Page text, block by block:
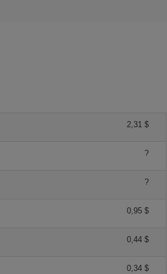
2,31 $
?
?
0,95 $
0,44 $
0,34 $